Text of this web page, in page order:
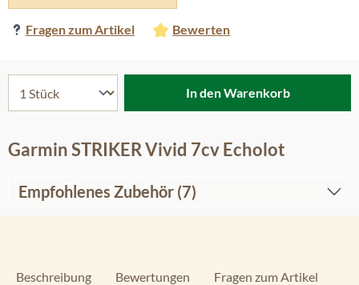
Fragen zum Artikel Bewerten
In den Warenkorb
Garmin STRIKER Vivid 7cv Echolot
Empfohlenes Zubehör (7)
Beschreibung Bewertungen Fragen zum Artikel